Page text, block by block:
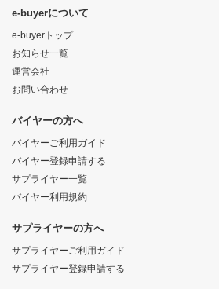
e-buyerについて
e-buyerトップ
お知らせ一覧
運営会社
お問い合わせ
バイヤーの方へ
バイヤーご利用ガイド
バイヤー登録申請する
サプライヤー一覧
バイヤー利用規約
サプライヤーの方へ
サプライヤーご利用ガイド
サプライヤー登録申請する